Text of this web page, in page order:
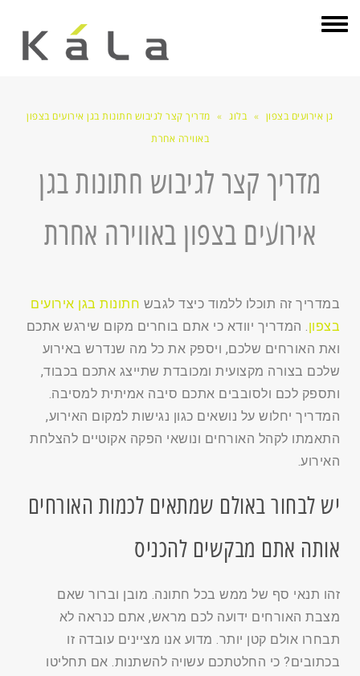
תפריט
גן אירועים בצפון » בלוג » מדריך קצר לגיבוש חתונות בגן אירועים בצפון
באווירה אחרת
מדריך קצר לגיבוש חתונות בגן
אירועים בצפון באווירה אחרת
במדריך זה תוכלו ללמוד כיצד לגבש חתונות בגן אירועים
בצפון. המדריך יוודא כי אתם בוחרים מקום שירגש אתכם
ואת האורחים שלכם, ויספק את כל מה שנדרש באירוע
שלכם בצורה מקצועית ומכובדת שתייצג אתכם בכבוד,
ותספק לכם ולסובבים אתכם סיבה אמיתית למסיבה.
המדריך יחלוש על נושאים כגון נגישות למקום האירוע,
התאמתו לקהל האורחים ונושאי הפקה אקוטיים להצלחת
האירוע.
יש לבחור באולם שמתאים לכמות האורחים
אותה אתם מבקשים להכניס
זהו תנאי סף של ממש בכל חתונה. מובן וברור שאם
מצבת האורחים ידועה לכם מראש, אתם כנראה לא
תבחרו אולם קטן יותר. מדוע אנו מציינים עובדה זו
בכתובים? כי החלטתכם עשויה להשתנות. אם תחליטו